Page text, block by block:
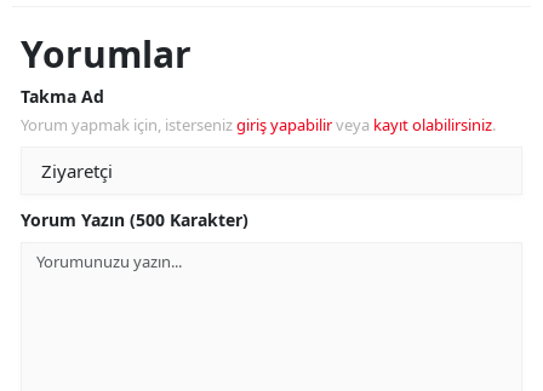
Yorumlar
Takma Ad
Yorum yapmak için, istersenizgiriş yapabilirveya kayıt olabilirsiniz.
Yorum Yazın (500 Karakter)